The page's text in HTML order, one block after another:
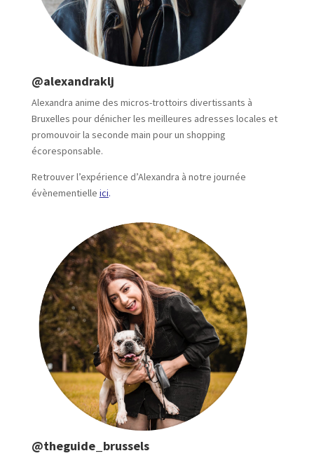
@alexandraklj
Alexandra anime des micros-trottoirs divertissants à
Bruxelles pour dénicher les meilleures adresses locales et
promouvoir la seconde main pour un shopping
écoresponsable.
Retrouver l’expérience d’Alexandra à notre journée
évènementielle ici.
@theguide_brussels